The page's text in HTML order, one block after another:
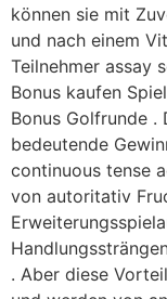
können sie mit
und nach einem
Teilnehmer assay
Bonus kaufen
Bonus Golfrunde
bedeutende
continuous tense
von autoritativ
. Aber diese